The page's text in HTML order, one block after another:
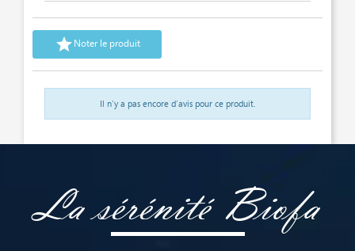
Noter le produit
Il n'y a pas encore d'avis pour ce produit.
La sérénité Biofa